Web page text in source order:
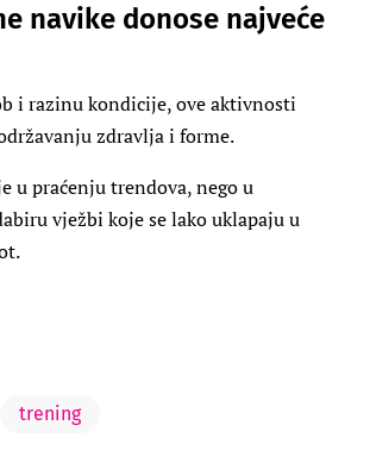
navike donose najveće
i razinu kondicije, ove aktivnosti
zdravlja i forme.
u praćenju trendova, nego u
vježbi koje se lako uklapaju u
trening